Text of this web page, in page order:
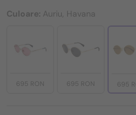
Culoare: Auriu, Havana
695 RON 695 RON 695